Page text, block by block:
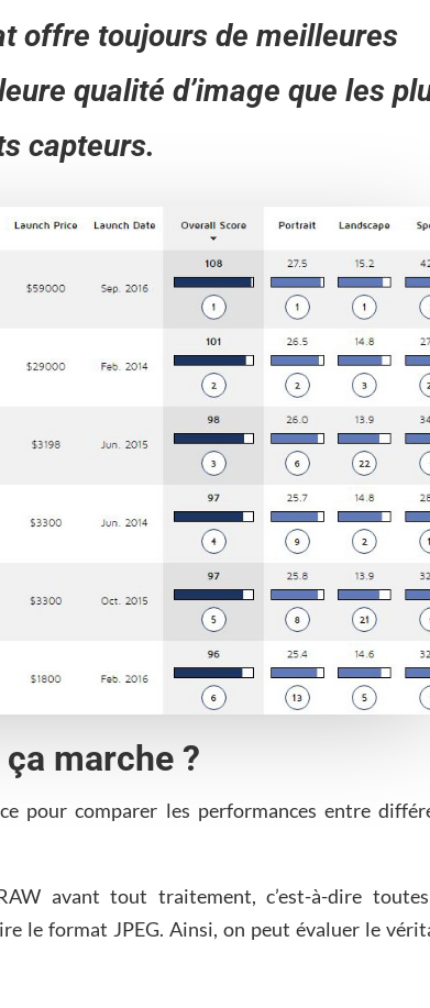
offre toujours de meilleures
qualité d’image que les
capteurs.
marche ?
pour comparer les performances entre
avant tout traitement, c’est-à-dire
le format JPEG. Ainsi, on peut évaluer le